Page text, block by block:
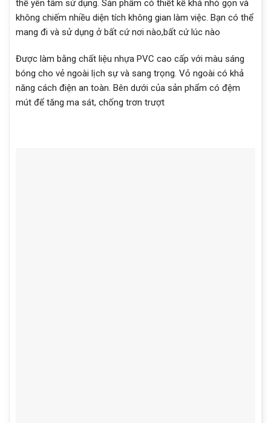
thể yên tâm sử dụng. Sản phẩm có thiết kế khá nhỏ gọn và
không chiếm nhiều diện tích không gian làm việc. Bạn có thể
mang đi và sử dụng ở bất cứ nơi nào,bất cứ lúc nào
Được làm bằng chất liệu nhựa PVC cao cấp với màu sáng
bóng cho vẻ ngoài lịch sự và sang trọng. Vỏ ngoài có khả
năng cách điện an toàn. Bên dưới của sản phẩm có đệm
mút để tăng ma sát, chống trơn trượt